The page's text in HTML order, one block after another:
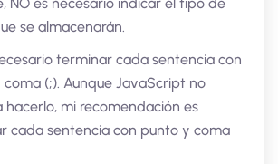
se almacenarán.
terminar cada sentencia con
(;). Aunque JavaScript no
hacerlo, mi recomendación es
cada sentencia con punto y coma